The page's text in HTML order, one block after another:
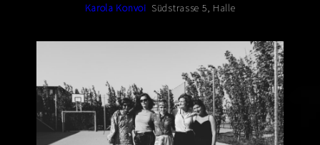
Karola Konvoi Südstrasse 5, Halle